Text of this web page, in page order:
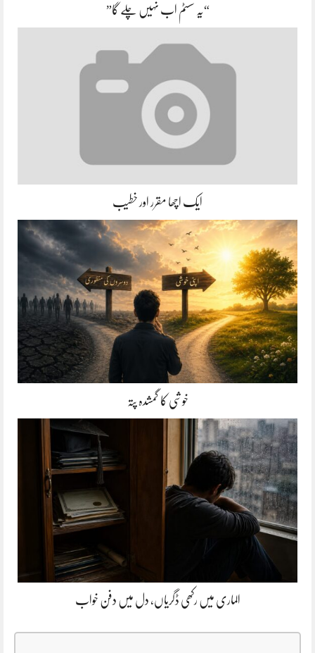
“یہ سسٹم اب نہیں چلے گا”
ایک اچھا مقرر اور خطیب
خوشی کا گمشدہ پتہ
الماری میں رکھی ڈگریاں، دل میں دفن خواب